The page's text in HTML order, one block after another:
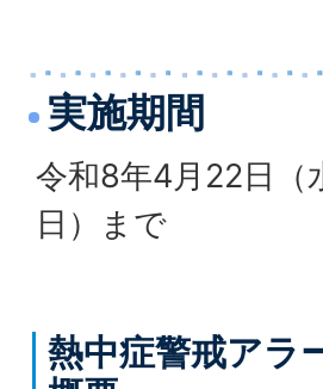
実施期間
令和8年4月22日（
日）まで
熱中症警戒アラ